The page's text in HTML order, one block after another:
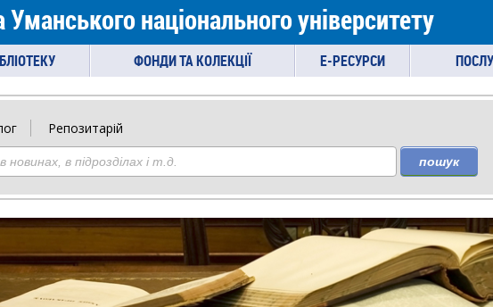
Уманського національного університету
ФОНДИ ТА КОЛЕКЦІЇ E-РЕСУРСИ
Репозитарій
пошук